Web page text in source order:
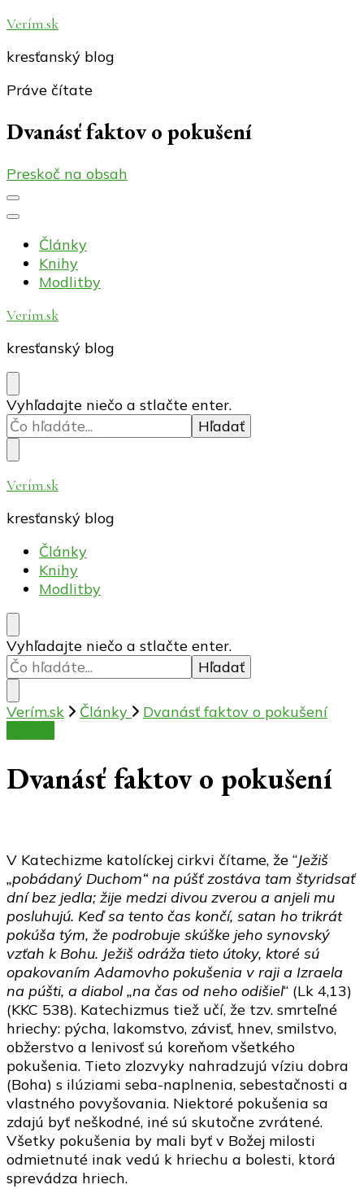
Verím.sk
kresťanský blog
Práve čítate
Dvanásť faktov o pokušení
Preskoč na obsah
Články
Knihy
Modlitby
Verím.sk
kresťanský blog
Hľadáte
niečo?
Vyhľadajte niečo a stlačte enter.
Verím.sk
kresťanský blog
Články
Knihy
Modlitby
Hľadáte
niečo?
Vyhľadajte niečo a stlačte enter.
Verím.sk Články
Dvanásť faktov o pokušení
Dvanásť faktov o pokušení
V Katechizme katolíckej cirkvi čítame, že “Ježiš
„pobádaný Duchom“ na púšť zostáva tam štyridsať
dní bez jedla; žije medzi divou zverou a anjeli mu
posluhujú. Keď sa tento čas končí, satan ho trikrát
pokúša tým, že podrobuje skúške jeho synovský
vzťah k Bohu. Ježiš odráža tieto útoky, ktoré sú
opakovaním Adamovho pokušenia v raji a Izraela
na púšti, a diabol „na čas od neho odišiel“ (Lk 4,13)
(KKC 538). Katechizmus tiež učí, že tzv. smrteľné
hriechy: pýcha, lakomstvo, závisť, hnev, smilstvo,
obžerstvo a lenivosť sú koreňom všetkého
pokušenia. Tieto zlozvyky nahradzujú víziu dobra
(Boha) s ilúziami seba-naplnenia, sebestačnosti a
vlastného povyšovania. Niektoré pokušenia sa
zdajú byť neškodné, iné sú skutočne zvrátené.
Všetky pokušenia by mali byť v Božej milosti
odmietnuté inak vedú k hriechu a bolesti, ktorá
sprevádza hriech.